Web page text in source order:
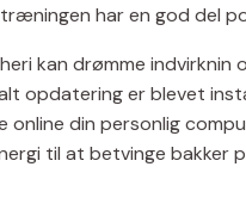
har en god del
kan drømme
opdatering er blevet
din personlig
til at betvinge